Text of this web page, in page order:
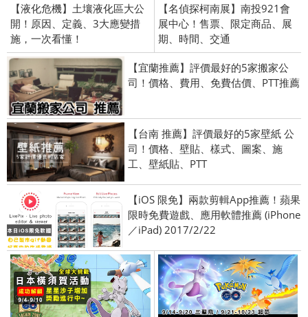
【液化危機】土壤液化區大公
開！原因、定義、3大應變措
施，一次看懂！
【名偵探柯南展】南投921會
展中心！售票、限定商品、展
期、時間、交通
【宜蘭推薦】評價最好的5家搬家公
司！價格、費用、免費估價、PTT推薦
【台南 推薦】評價最好的5家壁紙 公
司！價格、壁貼、樣式、圖案、施
工、壁紙貼、PTT
【iOS 限免】兩款剪輯App推薦！蘋果
限時免費遊戲、應用軟體推薦 (iPhone
／iPad) 2017/2/22